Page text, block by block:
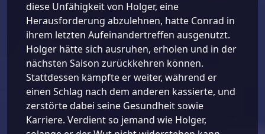
diese Unfähigkeit von Holger, eine
Herausforderung abzulehnen, hatte Conrad in
ihrem letzten Aufeinandertreffen ausgenutzt.
Holger hätte sich ausruhen, erholen und in der
nächsten Saison zurückkehren können.
Stattdessen kämpfte er weiter, während er
einen Schlag nach dem anderen kassierte, und
zerstörte dabei seine Gesundheit sowie
Karriere. Verdient so jemand wie Holger,